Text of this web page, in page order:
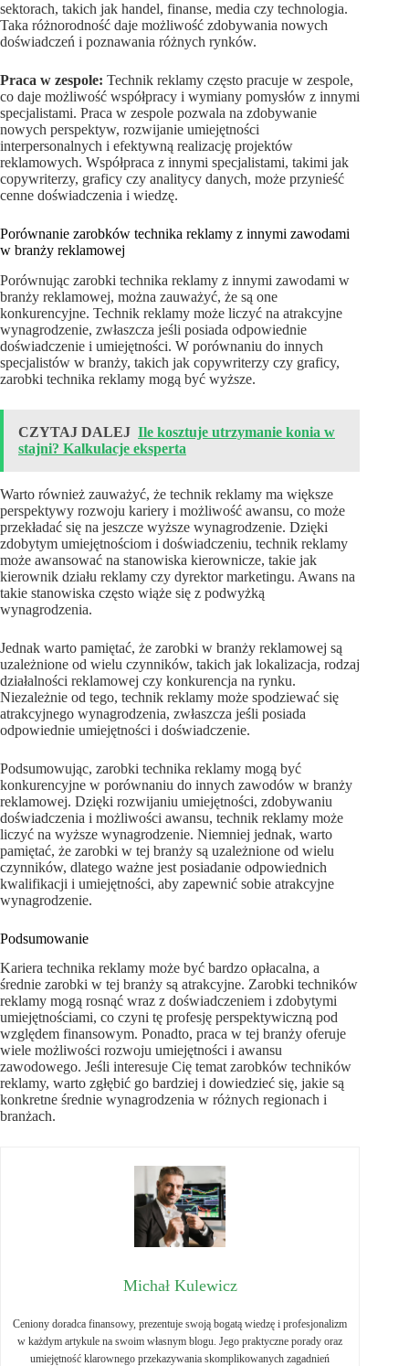
sektorach, takich jak handel, finanse, media czy technologia.
Taka różnorodność daje możliwość zdobywania nowych
doświadczeń i poznawania różnych rynków.
Praca w zespole: Technik reklamy często pracuje w zespole,
co daje możliwość współpracy i wymiany pomysłów z innymi
specjalistami. Praca w zespole pozwala na zdobywanie
nowych perspektyw, rozwijanie umiejętności
interpersonalnych i efektywną realizację projektów
reklamowych. Współpraca z innymi specjalistami, takimi jak
copywriterzy, graficy czy analitycy danych, może przynieść
cenne doświadczenia i wiedzę.
Porównanie zarobków technika reklamy z innymi zawodami
w branży reklamowej
Porównując zarobki technika reklamy z innymi zawodami w
branży reklamowej, można zauważyć, że są one
konkurencyjne. Technik reklamy może liczyć na atrakcyjne
wynagrodzenie, zwłaszcza jeśli posiada odpowiednie
doświadczenie i umiejętności. W porównaniu do innych
specjalistów w branży, takich jak copywriterzy czy graficy,
zarobki technika reklamy mogą być wyższe.
CZYTAJ DALEJ Ile kosztuje utrzymanie konia w
stajni? Kalkulacje eksperta
Warto również zauważyć, że technik reklamy ma większe
perspektywy rozwoju kariery i możliwość awansu, co może
przekładać się na jeszcze wyższe wynagrodzenie. Dzięki
zdobytym umiejętnościom i doświadczeniu, technik reklamy
może awansować na stanowiska kierownicze, takie jak
kierownik działu reklamy czy dyrektor marketingu. Awans na
takie stanowiska często wiąże się z podwyżką
wynagrodzenia.
Jednak warto pamiętać, że zarobki w branży reklamowej są
uzależnione od wielu czynników, takich jak lokalizacja, rodzaj
działalności reklamowej czy konkurencja na rynku.
Niezależnie od tego, technik reklamy może spodziewać się
atrakcyjnego wynagrodzenia, zwłaszcza jeśli posiada
odpowiednie umiejętności i doświadczenie.
Podsumowując, zarobki technika reklamy mogą być
konkurencyjne w porównaniu do innych zawodów w branży
reklamowej. Dzięki rozwijaniu umiejętności, zdobywaniu
doświadczenia i możliwości awansu, technik reklamy może
liczyć na wyższe wynagrodzenie. Niemniej jednak, warto
pamiętać, że zarobki w tej branży są uzależnione od wielu
czynników, dlatego ważne jest posiadanie odpowiednich
kwalifikacji i umiejętności, aby zapewnić sobie atrakcyjne
wynagrodzenie.
Podsumowanie
Kariera technika reklamy może być bardzo opłacalna, a
średnie zarobki w tej branży są atrakcyjne. Zarobki techników
reklamy mogą rosnąć wraz z doświadczeniem i zdobytymi
umiejętnościami, co czyni tę profesję perspektywiczną pod
względem finansowym. Ponadto, praca w tej branży oferuje
wiele możliwości rozwoju umiejętności i awansu
zawodowego. Jeśli interesuje Cię temat zarobków techników
reklamy, warto zgłębić go bardziej i dowiedzieć się, jakie są
konkretne średnie wynagrodzenia w różnych regionach i
branżach.
Michał Kulewicz
Ceniony doradca finansowy, prezentuje swoją bogatą wiedzę i profesjonalizm
w każdym artykule na swoim własnym blogu. Jego praktyczne porady oraz
umiejętność klarownego przekazywania skomplikowanych zagadnień